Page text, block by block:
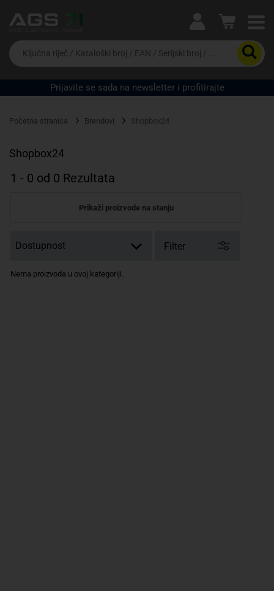
Ova postavka prilagođava asortiman proizvoda i
cijene vašim potrebama.
Da
biste
potražili
proizvod,
unesite
riječ,
EAN
serijski
Prijavite se sada na newsletter i profitirajte
Početna stranica Brendovi Shopbox24
Shopbox24
1 - 0 od 0 Rezultata
Prikaži proizvode na stanju
Filter
Nema proizvoda u ovoj kategoriji.